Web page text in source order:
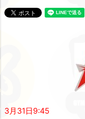
3月31日9:45